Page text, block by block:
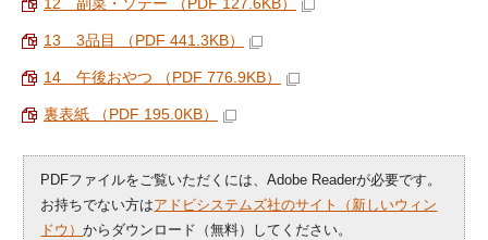
12 副菜・ソテー （PDF 127.6KB）
13 3品目 （PDF 441.3KB）
14 午後おやつ （PDF 776.9KB）
裏表紙 （PDF 195.0KB）
PDFファイルをご覧いただくには、Adobe Readerが必要です。
お持ちでない方はアドビシステムズ社のサイト（新しいウィン
ドウ）からダウンロード（無料）してください。